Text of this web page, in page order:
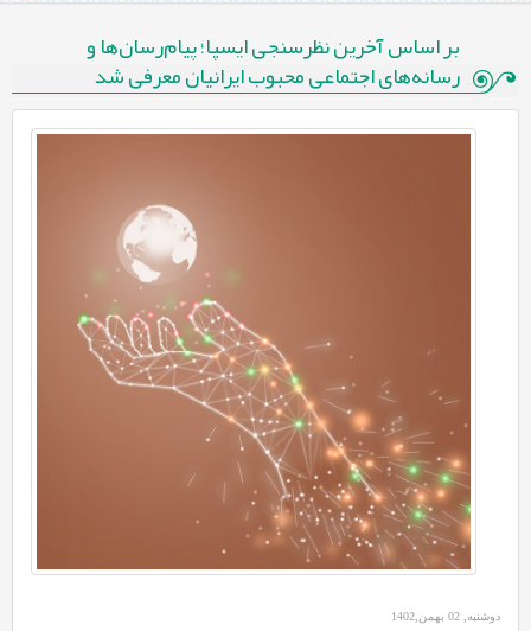
بر اساس آخرین نظرسنجی ایسپا؛ پیام‌رسان‌ها و
رسانه‌های اجتماعی محبوب ایرانیان معرفی شد
دوشنبه, 02 بهمن,1402